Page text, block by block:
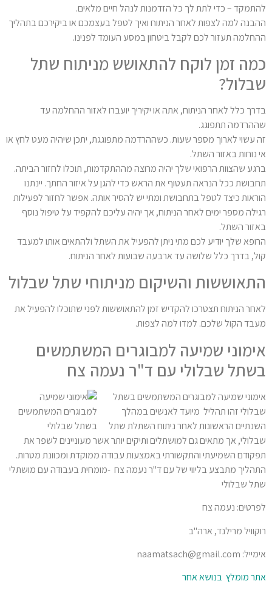
להתמקד – כדי לתת לך כל הזדמנות לנהל חיים מלאים.
ההבנה למה לצפות לאחר הניתוח ואיך לטפל בעצמכם או ביקירכם בתהליך
ההחלמה תעזור לכם לקבל ביטחון במסע העומד לפנינו.
כמה זמן לוקח להתאושש מניתוח שתל
שבלול?
בדרך כלל לאחר הניתוח, אתה או יקיריך יועברו לאזור ההחלמה עד
שההרדמה תתפוגג.
זה עשוי לארוך מספר שעות. כשההרדמה מתפוגגת, יתכן שיהיה מעט לחץ או
אי נוחות באזור השתל.
ברגע שהצוות הרפואי שלך יהיה מרוצה מההתקדמות, תוכלו לחזור הביתה.
תחבושת ככל הנראה תעטוף את הראש כדי להגן על איזור החתך. יינתנו
הוראות כיצד לטפל בתחבושת ומתי יש להסיר אותה. אפשר לחזור לפעילות
רגילה מספר ימים לאחר הניתוח, אך יהיה עליכם להקפיד על טיפול נוסף
באזור השתל.
הרופא שלך יודיע לכם מתי ניתן להפעיל את השתל ולהתאים אותו למעבד
קול, בדרך כלל שלושה עד ארבעה שבועות לאחר הניתוח.
התאוששות והשיקום מניתוחי שתל שבלול
לאחר הניתוח תצטרכו להקדיש זמן להתאוששות לפני שתוכלו להפעיל את
מעבד הקול שלכם. למדו למה לצפות.
אימוני שמיעה למבוגרים המשתמשים
בשתל שבלולי עם ד"ר נעמה צח
אימוני שמיעה למבוגרים המשתמשים בשתל
שבלולי זהו תהליל מיועד לאנשים במהלך
השנתיים הראשונות לאחר ניתוח השתלת שתל
שבלולי, אך מתאים גם למושתלים ותיקים יותר אשר מעוניינים לשפר את
תפקודם השמיעתי והתקשורתי באמצעות עבודה ממוקדת ומכוונת מטרות.
התהליך מתבצע בליווי שלעם ד"ר נעמה צח -מומחית בעבודה עם מושתלי
שתל שבלולי
לפרטים: נעמה צח
רוקוויל מרילנד, ארה"ב
אימייל: naamatsach@gmail.com
אתר מומלץ בנושא אחר